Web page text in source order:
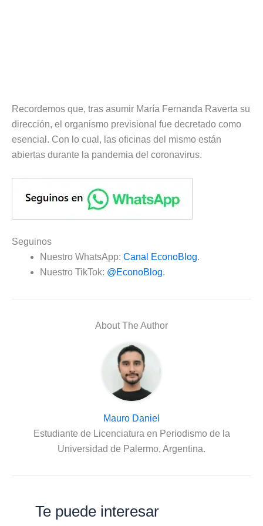
Recordemos que, tras asumir María Fernanda Raverta su
dirección, el organismo previsional fue decretado como
esencial. Con lo cual, las oficinas del mismo están
abiertas durante la pandemia del coronavirus.
Seguinos
Nuestro WhatsApp: Canal EconoBlog.
Nuestro TikTok: @EconoBlog.
About The Author
Mauro Daniel
Estudiante de Licenciatura en Periodismo de la
Universidad de Palermo, Argentina.
Te puede interesar